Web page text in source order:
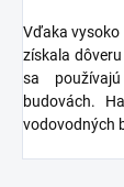
Vďaka
získala
sa
budovách.
vodovodných